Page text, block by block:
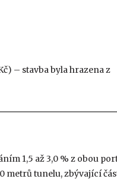
– stavba byla hrazena z
1,5 až 3,0 % z obou
metrů tunelu, zbývající